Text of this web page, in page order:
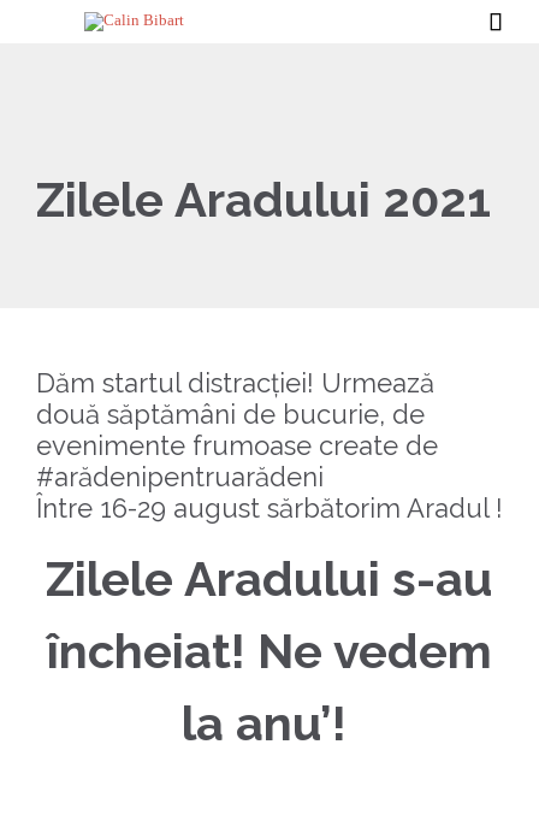

Zilele Aradului 2021
Dăm startul distracției! Urmează
două săptămâni de bucurie, de
evenimente frumoase create de
#arădenipentruarădeni
Între 16-29 august sărbătorim Aradul !
Zilele Aradului s-au
încheiat! Ne vedem
la anu’!